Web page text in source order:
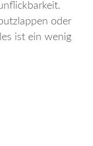
oder
ist ein wenig